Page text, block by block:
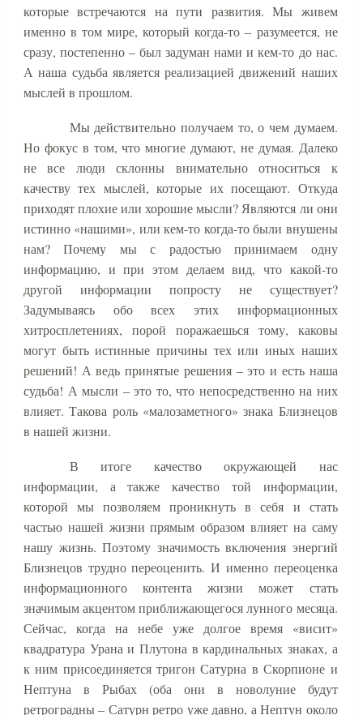
которые встречаются на пути развития. Мы живем
именно в том мире, который когда-то – разумеется, не
сразу, постепенно – был задуман нами и кем-то до нас.
А наша судьба является реализацией движений наших
мыслей в прошлом.
Мы действительно получаем то, о чем думаем.
Но фокус в том, что многие думают, не думая. Далеко
не все люди склонны внимательно относиться к
качеству тех мыслей, которые их посещают. Откуда
приходят плохие или хорошие мысли? Являются ли они
истинно «нашими», или кем-то когда-то были внушены
нам? Почему мы с радостью принимаем одну
информацию, и при этом делаем вид, что какой-то
другой информации попросту не существует?
Задумываясь обо всех этих информационных
хитросплетениях, порой поражаешься тому, каковы
могут быть истинные причины тех или иных наших
решений! А ведь принятые решения – это и есть наша
судьба! А мысли – это то, что непосредственно на них
влияет. Такова роль «малозаметного» знака Близнецов
в нашей жизни.
В итоге качество окружающей нас
информации, а также качество той информации,
которой мы позволяем проникнуть в себя и стать
частью нашей жизни прямым образом влияет на саму
нашу жизнь. Поэтому значимость включения энергий
Близнецов трудно переоценить. И именно переоценка
информационного контента жизни может стать
значимым акцентом приближающегося лунного месяца.
Сейчас, когда на небе уже долгое время «висит»
квадратура Урана и Плутона в кардинальных знаках, а
к ним присоединяется тригон Сатурна в Скорпионе и
Нептуна в Рыбах (оба они в новолуние будут
ретроградны – Сатурн ретро уже давно, а Нептун около